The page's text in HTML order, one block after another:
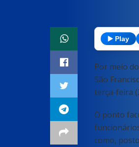
▶️ Play
Por meio
São
terça-feira
O ponto
como,